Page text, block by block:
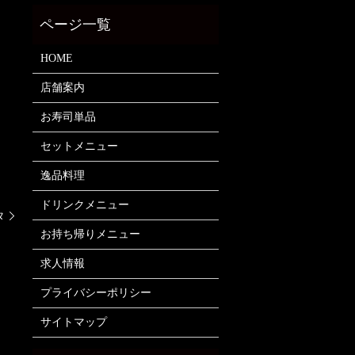
HOME
店舗案内
お寿司単品
セットメニュー
逸品料理
ドリンクメニュー
お持ち帰りメニュー
求人情報
プライバシーポリシー
サイトマップ